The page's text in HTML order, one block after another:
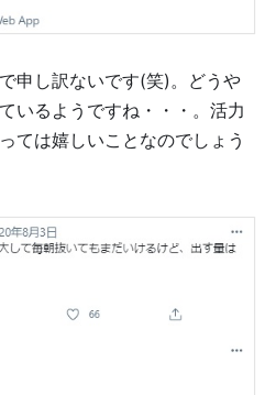
申し訳ないです(笑)。どうや
いるようですね・・・。活力
ては嬉しいことなのでしょう